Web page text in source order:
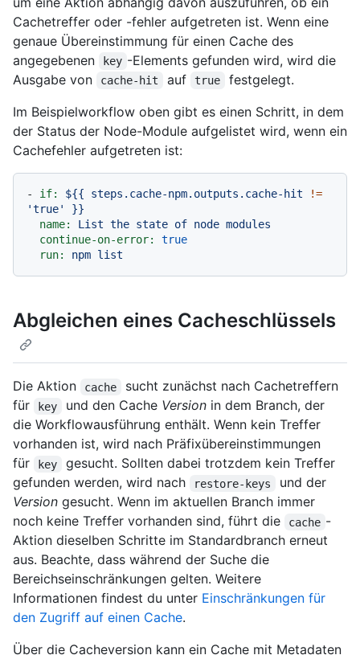
Cachetreffer oder -fehler aufgetreten ist. Wenn eine
genaue Übereinstimmung für einen Cache des
angegebenen
key -Elements gefunden wird, wird die
Ausgabe von
cache-hit auf true
festgelegt.
Im Beispielworkflow oben gibt es einen Schritt, in dem
der Status der Node-Module aufgelistet wird, wenn ein
Cachefehler aufgetreten ist:
- if: ${{ steps.cache-npm.outputs.cache-hit
!=
'true'
}}
name:
List the state of node modules
continue-on-error:
true
run:
npm list
Abgleichen eines Cacheschlüssels
Die Aktion cache
sucht zunächst nach Cachetreffern
für
key und den Cache Versionin dem Branch, der
die Workflowausführung enthält. Wenn kein Treffer
vorhanden ist, wird nach Präfixübereinstimmungen
für
key
gesucht. Sollten dabei trotzdem kein Treffer
gefunden werden, wird nach
restore-keys
und der
Version gesucht. Wenn im aktuellen Branch immer
noch keine Treffer vorhanden sind, führt die
cache -
Aktion dieselben Schritte im Standardbranch erneut
aus. Beachte, dass während der Suche die
Bereichseinschränkungen gelten. Weitere
Informationen findest du unter Einschränkungen für
den Zugriff auf einen Cache.
Über die Cacheversion kann ein Cache mit Metadaten